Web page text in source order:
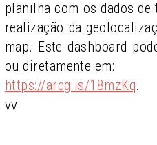
planilha com os dados
realização da
map. Este dashboard
ou diretamente em:
https://arcg.is/18mzKq.
vv